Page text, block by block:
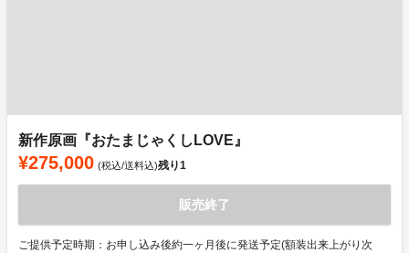
新作原画『おたまじゃくしLOVE』
¥275,000 (税込/送料込)残り1
販売終了
ご提供予定時期：お申し込み後約一ヶ月後に発送予定(額装出来上がり次